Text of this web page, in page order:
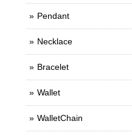
Pendant
Necklace
Bracelet
Wallet
WalletChain